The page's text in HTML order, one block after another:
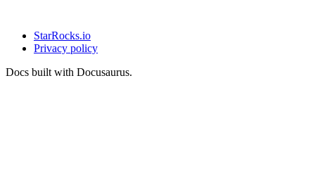
StarRocks.io
Privacy policy
Docs built with Docusaurus.